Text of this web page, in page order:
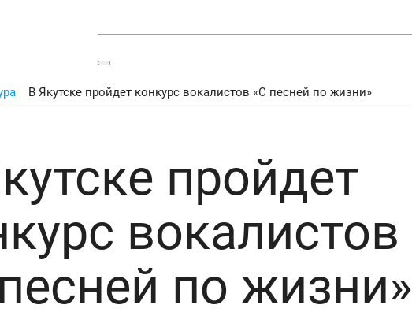
В Якутске пройдет конкурс вокалистов «С песней по жизни»
пройдет
вокалистов
по жизни»